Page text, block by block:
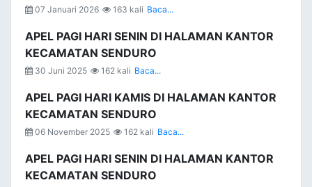
07 Januari 2026 163 kali Baca...
APEL PAGI HARI SENIN DI HALAMAN KANTOR
KECAMATAN SENDURO
30 Juni 2025 162 kali Baca...
APEL PAGI HARI KAMIS DI HALAMAN KANTOR
KECAMATAN SENDURO
06 November 2025 162 kali Baca...
APEL PAGI HARI SENIN DI HALAMAN KANTOR
KECAMATAN SENDURO